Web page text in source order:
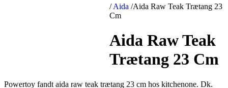
/ Aida /Aida Raw Teak Trætang 23
Cm
Aida Raw Teak
Trætang 23 Cm
Powertoy fandt aida raw teak trætang 23 cm hos kitchenone. Dk.